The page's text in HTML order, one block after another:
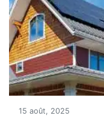
15 août, 2025